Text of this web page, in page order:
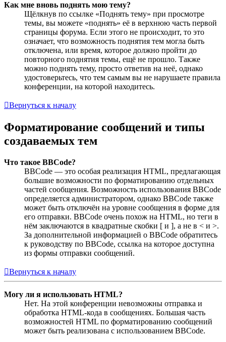
Как мне вновь поднять мою тему?
Щёлкнув по ссылке «Поднять тему» при просмотре
темы, вы можете «поднять» её в верхнюю часть первой
страницы форума. Если этого не происходит, то это
означает, что возможность поднятия тем могла быть
отключена, или время, которое должно пройти до
повторного поднятия темы, ещё не прошло. Также
можно поднять тему, просто ответив на неё, однако
удостоверьтесь, что тем самым вы не нарушаете правила
конференции, на которой находитесь.
Вернуться к началу
Форматирование сообщений и типы
создаваемых тем
Что такое BBCode?
BBCode — это особая реализация HTML, предлагающая
большие возможности по форматированию отдельных
частей сообщения. Возможность использования BBCode
определяется администратором, однако BBCode также
может быть отключён на уровне сообщения в форме для
его отправки. BBCode очень похож на HTML, но теги в
нём заключаются в квадратные скобки [ и ], а не в < и >.
За дополнительной информацией о BBCode обратитесь
к руководству по BBCode, ссылка на которое доступна
из формы отправки сообщений.
Вернуться к началу
Могу ли я использовать HTML?
Нет. На этой конференции невозможны отправка и
обработка HTML-кода в сообщениях. Большая часть
возможностей HTML по форматированию сообщений
может быть реализована с использованием BBCode.